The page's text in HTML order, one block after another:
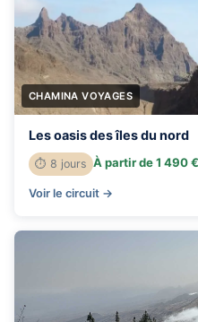
CHAMINA VOYAGES
Les oasis des îles du nord
⏱ 8 jours À partir de 1 490 €
Voir le circuit →